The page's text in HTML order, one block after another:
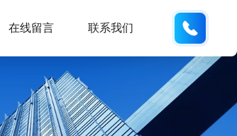
在线留言 联系我们